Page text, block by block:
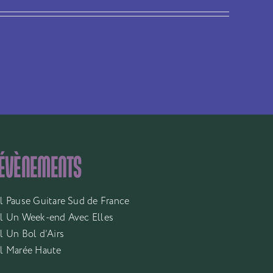
Pause Guitare Sud de France
Un Week-end Avec Elles
Un Bol d’Airs
Marée Haute